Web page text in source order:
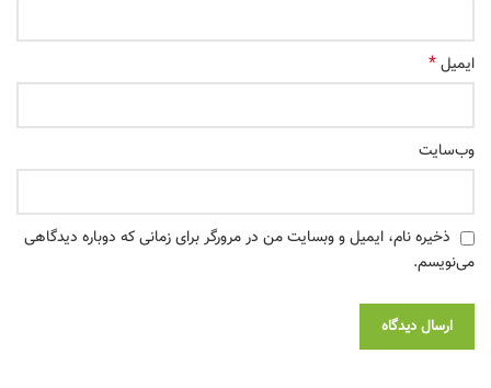
ایمیل*
وب‌سایت
ذخیره نام، ایمیل و وبسایت من در مرورگر برای زمانی که دوباره دیدگاهی
می‌نویسم.